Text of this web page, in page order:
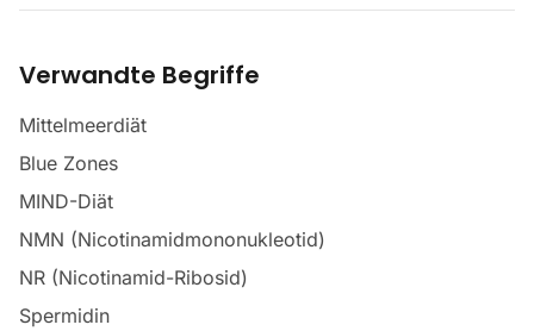
Verwandte Begriffe
Mittelmeerdiät
Blue Zones
MIND-Diät
NMN (Nicotinamidmononukleotid)
NR (Nicotinamid-Ribosid)
Spermidin